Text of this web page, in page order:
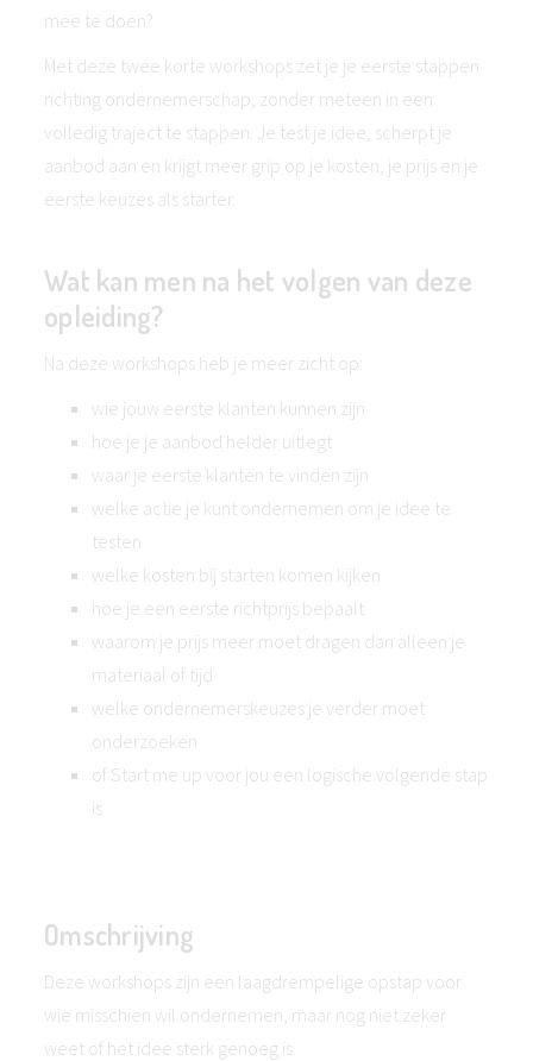
mee te doen?
Met deze twee korte workshops zet je je eerste stappen
richting ondernemerschap, zonder meteen in een
volledig traject te stappen. Je test je idee, scherpt je
aanbod aan en krijgt meer grip op je kosten, je prijs en je
eerste keuzes als starter.
Wat kan men na het volgen van deze
opleiding?
Na deze workshops heb je meer zicht op:
wie jouw eerste klanten kunnen zijn
hoe je je aanbod helder uitlegt
waar je eerste klanten te vinden zijn
welke actie je kunt ondernemen om je idee te
testen
welke kosten bij starten komen kijken
hoe je een eerste richtprijs bepaalt
waarom je prijs meer moet dragen dan alleen je
materiaal of tijd
welke ondernemerskeuzes je verder moet
onderzoeken
of Start me up voor jou een logische volgende stap
is
Omschrijving
Deze workshops zijn een laagdrempelige opstap voor
wie misschien wil ondernemen, maar nog niet zeker
weet of het idee sterk genoeg is.